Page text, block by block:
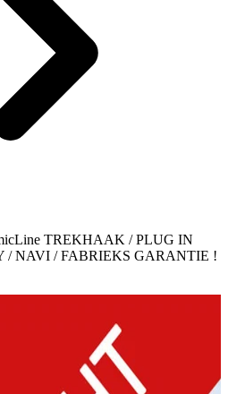
TREKHAAK / PLUG IN
/ NAVI / FABRIEKS GARANTIE !